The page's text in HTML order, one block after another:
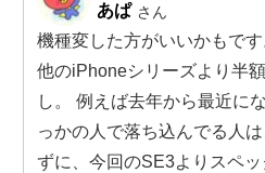
あぱ さん
機種変した方がいいかもで
他のiPhoneシリーズより半
し。 例えば去年から最近に
っかの人で落ち込んでる人
ずに、今回のSE3よりスペッ